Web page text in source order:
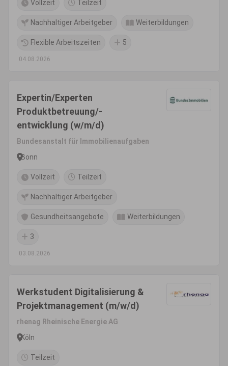
Vollzeit Teilzeit
Nachhaltiger Arbeitgeber Weiterbildungen
Flexible Arbeitszeiten 5
04.08.2026
Expertin/Experten
Produktbetreuung/-
entwicklung (w/m/d)
Bundesanstalt für Immobilienaufgaben
Bonn
Vollzeit Teilzeit
Nachhaltiger Arbeitgeber
Gesundheitsangebote Weiterbildungen
3
03.08.2026
Werkstudent Digitalisierung &
Projektmanagement (m/w/d)
rhenag Rheinische Energie AG
Köln
Teilzeit